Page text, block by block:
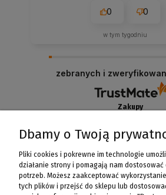
0 0
w tym tygodniu
zebranych i
Zakupy
Pomoc
Moje konto
Informacje
Dbamy o Twoją
Pliki cookies i pokrewne im technologie
działanie strony i pomagają nam
potrzeb. Możesz zaakceptować
tych plików i przejść do sklepu lub